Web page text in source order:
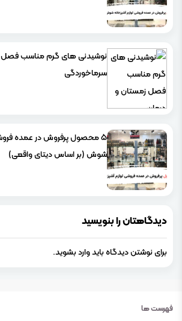
نوشیدنی های گرم مناسب فصل
سرماخوردگی
۵ محصول پرفروش در عمده
شوش (بر اساس دیتای واقعی)
دیدگاهتان را بنویسید
برای نوشتن دیدگاه بایدوارد بشوید.
فهرست ها